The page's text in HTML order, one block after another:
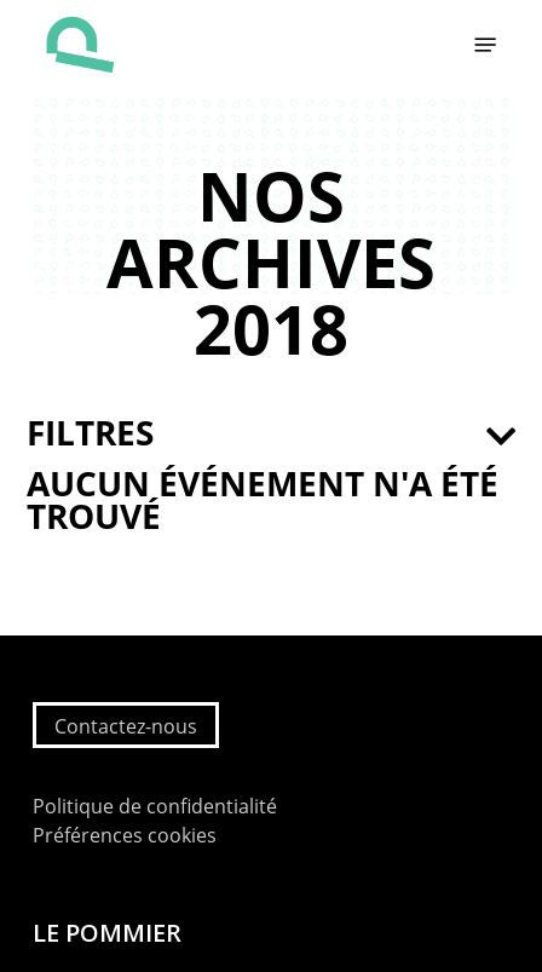
NOS
ARCHIVES
2018
AUCUN ÉVÉNEMENT N'A ÉTÉ
TROUVÉ
FILTRES
Contactez-nous
Politique de confidentialité
Préférences cookies
LE POMMIER